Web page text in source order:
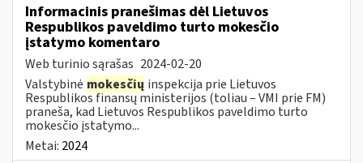
Informacinis pranešimas dėl Lietuvos
Respublikos paveldimo turto mokesčio
įstatymo komentaro
Web turinio sąrašas 2024-02-20
Valstybinė mokesčių inspekcija prie Lietuvos
Respublikos finansų ministerijos (toliau – VMI prie FM)
praneša, kad Lietuvos Respublikos paveldimo turto
mokesčio įstatymo...
Metai: 2024